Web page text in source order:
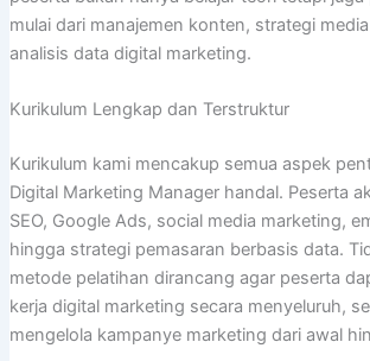
mulai dari manajemen konten, strategi
analisis data digital marketing.
Kurikulum Lengkap dan Terstruktur
Kurikulum kami mencakup semua aspek
Digital Marketing Manager handal. Peserta
SEO, Google Ads, social media marketing,
hingga strategi pemasaran berbasis data.
metode pelatihan dirancang agar peserta
kerja digital marketing secara menyeluruh,
mengelola kampanye marketing dari awal